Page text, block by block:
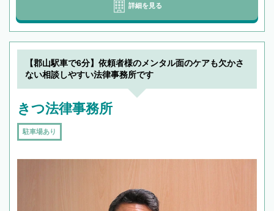
詳細を見る
【郡山駅車で6分】依頼者様のメンタル面のケアも欠かさ
ない相談しやすい法律事務所です
きつ法律事務所
駐車場あり